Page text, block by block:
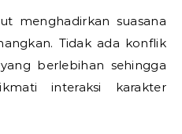
menghadirkan suasana
Tidak ada konflik
berlebihan sehingga
interaksi karakter